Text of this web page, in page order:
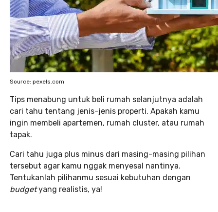
Source: pexels.com
Tips menabung untuk beli rumah selanjutnya adalah
cari tahu tentang jenis-jenis properti. Apakah kamu
ingin membeli apartemen, rumah cluster, atau rumah
tapak.
Cari tahu juga plus minus dari masing-masing pilihan
tersebut agar kamu nggak menyesal nantinya.
Tentukanlah pilihanmu sesuai kebutuhan dengan
budgetyang realistis, ya!